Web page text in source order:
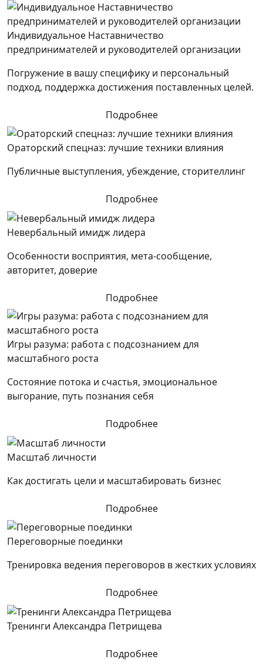
Индивидуальное Наставничество
предпринимателей и руководителей организации
Погружение в вашу специфику и персональный
подход, поддержка достижения поставленных целей.
Подробнее
Ораторский спецназ: лучшие техники влияния
Публичные выступления, убеждение, сторителлинг
Подробнее
Невербальный имидж лидера
Особенности восприятия, мета-сообщение,
авторитет, доверие
Подробнее
Игры разума: работа с подсознанием для
масштабного роста
Состояние потока и счастья, эмоциональное
выгорание, путь познания себя
Подробнее
Масштаб личности
Как достигать цели и масштабировать бизнес
Подробнее
Переговорные поединки
Тренировка ведения переговоров в жестких условиях
Подробнее
Тренинги Александра Петрищева
Подробнее